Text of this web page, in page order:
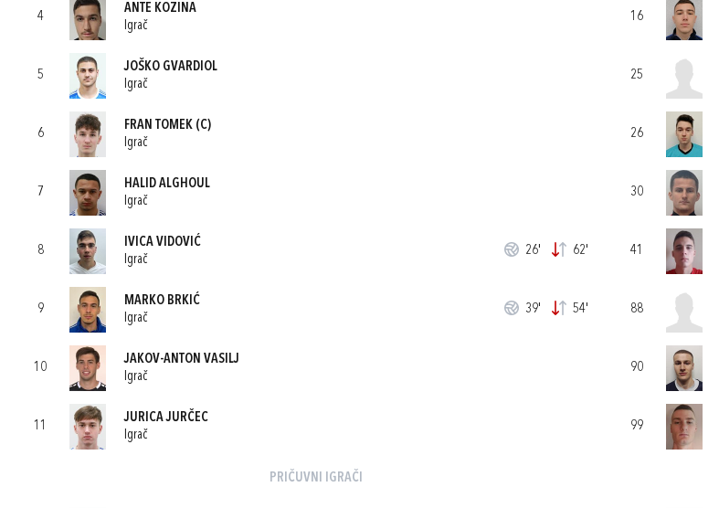
4
ANTE KOZINA
Igrač
5
JOŠKO GVARDIOL
Igrač
6
FRAN TOMEK (C)
Igrač
7
HALID ALGHOUL
Igrač
8
IVICA VIDOVIĆ
Igrač
26' 62'
9
MARKO BRKIĆ
Igrač
39' 54'
10
JAKOV-ANTON VASILJ
Igrač
11
JURICA JURČEC
Igrač
PRIČUVNI IGRAČI
16
25
26
30
41
88
90
99